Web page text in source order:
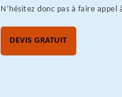
N’hésitez donc pas à faire appel
DEVIS GRATUIT